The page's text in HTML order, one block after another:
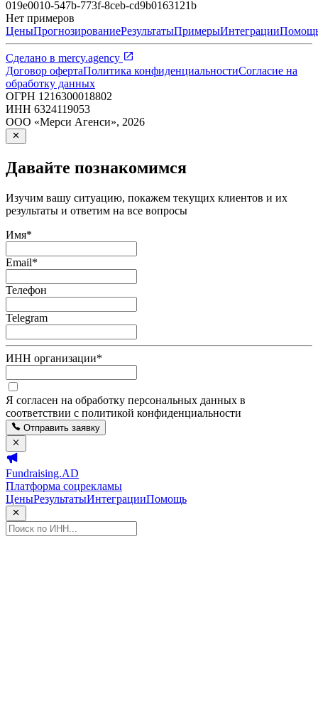
019e0010-547b-773f-8ceb-cd9b0163121b
Нет примеров
ЦеныПрогнозированиеРезультатыПримерыИнтеграции
Сделано в mercy.agency
Договор офертаПолитика конфиденциальностиСогласие на
обработку данных
ОГРН 1216300018802
ИНН 6324119053
ООО «Мерси Агенси», 2026
Давайте познакомимся
Изучим вашу ситуацию, покажем текущих клиентов и их
результаты и ответим на все вопросы
Имя*
Email*
Телефон
Telegram
ИНН организации*
Я согласен на обработку персональных данных в
соответствии с политикой конфиденциальности
Отправить заявку
Fundraising.AD
Платформа соцрекламы
ЦеныРезультатыИнтеграцииПомощь